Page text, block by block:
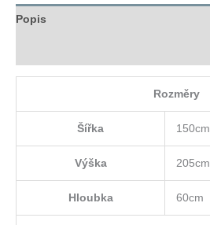
Popis
Rozměry
Šířka 150cm
Výška 205cm
Hloubka 60cm